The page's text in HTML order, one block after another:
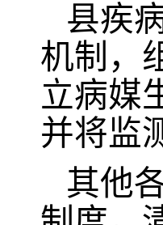
县疾
机制，
立病媒
并将监
其他